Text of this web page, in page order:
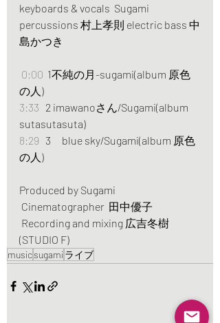
keyboards & vocals  Sugami
percussions 村上孝則 electric bass 中
島かつき
0:00
  1不純の月-sugami(album 原色
の人)
3:33
   2 imawanoさん/Sugami(album
sutasutasuta)
8:29
   3　blue sky/Sugami(album 原色
の人)
Produced by Sugami
Cinematographer  田中優子
(STUDIO F)
musicsugamiライブ